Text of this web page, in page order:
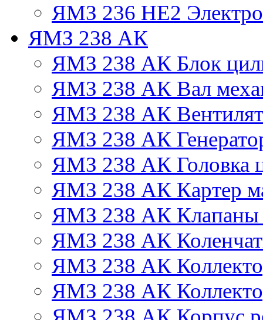
ЯМЗ 236 НЕ2
ЯМЗ 238 АК
ЯМЗ 238 АК Блок
ЯМЗ 238 АК Вал
ЯМЗ 238 АК
ЯМЗ 238 АК
ЯМЗ 238 АК Головка
ЯМЗ 238 АК Картер
ЯМЗ 238 АК Клапаны
ЯМЗ 238 АК
ЯМЗ 238 АК
ЯМЗ 238 АК